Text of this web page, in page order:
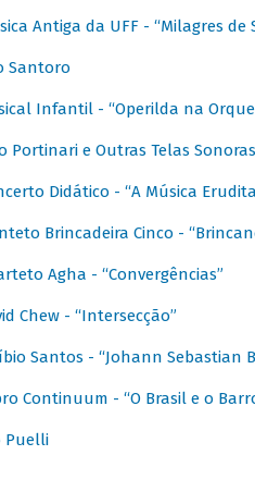
Antiga da UFF - “Milagres de
Santoro
Infantil - “Operilda na
Portinari e Outras Telas Sonoras
Didático - “A Música
Brincadeira Cinco -
Agha - “Convergências”
Chew - “Intersecção”
Santos - “Johann Sebastian
Continuum - “O Brasil e o
Puelli